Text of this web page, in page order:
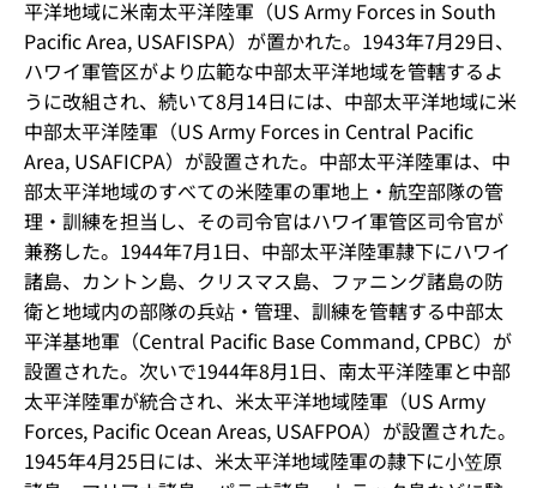
平洋地域に米南太平洋陸軍（US Army Forces in South
Pacific Area, USAFISPA）が置かれた。1943年7月29日、
ハワイ軍管区がより広範な中部太平洋地域を管轄するよ
うに改組され、続いて8月14日には、中部太平洋地域に米
中部太平洋陸軍（US Army Forces in Central Pacific
Area, USAFICPA）が設置された。中部太平洋陸軍は、中
部太平洋地域のすべての米陸軍の軍地上・航空部隊の管
理・訓練を担当し、その司令官はハワイ軍管区司令官が
兼務した。1944年7月1日、中部太平洋陸軍隷下にハワイ
諸島、カントン島、クリスマス島、ファニング諸島の防
衛と地域内の部隊の兵站・管理、訓練を管轄する中部太
平洋基地軍（Central Pacific Base Command, CPBC）が
設置された。次いで1944年8月1日、南太平洋陸軍と中部
太平洋陸軍が統合され、米太平洋地域陸軍（US Army
Forces, Pacific Ocean Areas, USAFPOA）が設置された。
1945年4月25日には、米太平洋地域陸軍の隷下に小笠原